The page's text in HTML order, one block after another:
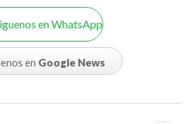
en WhatsApp
en Google News